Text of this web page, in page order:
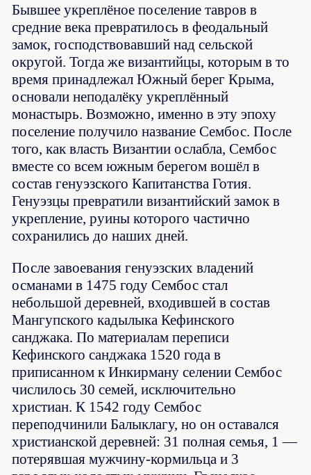
Бывшее укреплёное поселение тавров в
средние века превратилось в феодальный
замок, господствовавший над сельской
округой. Тогда же византийцы, которым в то
время принадлежал Южный берег Крыма,
основали неподалёку укреплённый
монастырь. Возможно, именно в эту эпоху
поселение получило название Сембос. После
того, как власть Византии ослабла, Сембос
вместе со всем южным берегом вошёл в
состав генуэзского Капитанства Готия.
Генуэзцы превратили византийский замок в
укрепление, руины которого частично
сохранились до наших дней.
После завоевания генуэзских владений
османами в 1475 году Сембос стал
небольшой деревней, входившей в состав
Мангупского кадылыка Кефинского
санджака. По материалам переписи
Кефинского санджака 1520 года в
приписанном к Инкирману селении Сембос
числилось 30 семей, исключительно
христиан. К 1542 году Сембос
переподчинили Балыклагу, но он оставался
христианской деревней: 31 полная семья, 1 —
потерявшая мужчину-кормильца и 3